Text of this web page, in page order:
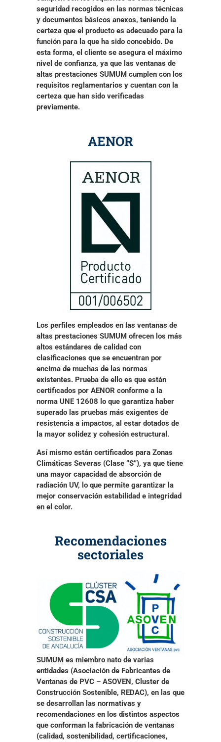
seguridad recogidos en las normas técnicas
y documentos básicos anexos, teniendo la
certeza que el producto es adecuado para la
función para la que ha sido concebido. De
esta forma, el cliente se asegura el máximo
nivel de confianza, ya que las ventanas de
altas prestaciones SUMUM cumplen con los
requisitos reglamentarios y cuentan con la
certeza que han sido verificadas
previamente.
AENOR
Los perfiles empleados en las ventanas de
altas prestaciones SUMUM ofrecen los más
altos estándares de calidad con
clasificaciones que se encuentran por
encima de muchas de las normas
existentes. Prueba de ello es que están
certificados por AENOR conforme a la
norma UNE 12608 lo que garantiza haber
superado las pruebas más exigentes de
resistencia a impactos, al estar dotados de
la mayor solidez y cohesión estructural.
Así mismo están certificados para Zonas
Climáticas Severas (Clase “S”), ya que tiene
una mayor capacidad de absorción de
radiación UV, lo que permite garantizar la
mejor conservación estabilidad e integridad
en el color.
Recomendaciones
sectoriales
SUMUM es miembro nato de varias
entidades (Asociación de Fabricantes de
Ventanas de PVC – ASOVEN, Cluster de
Construcción Sostenible, REDAC), en las que
se desarrollan las normativas y
recomendaciones en los distintos aspectos
que conforman la fabricación de ventanas
(calidad, sostenibilidad, certificaciones,